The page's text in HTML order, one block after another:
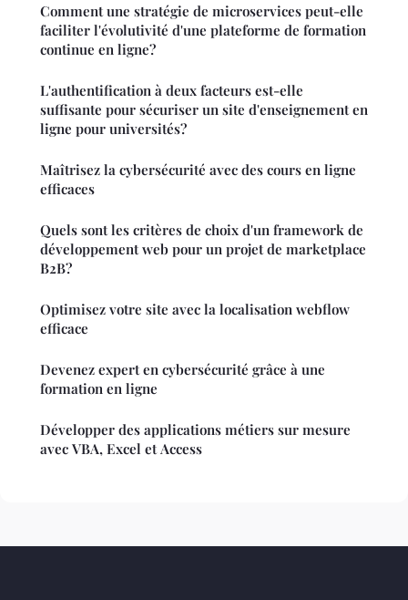
Comment une stratégie de microservices peut-elle
faciliter l'évolutivité d'une plateforme de formation
continue en ligne?
L'authentification à deux facteurs est-elle
suffisante pour sécuriser un site d'enseignement en
ligne pour universités?
Maîtrisez la cybersécurité avec des cours en ligne
efficaces
Quels sont les critères de choix d'un framework de
développement web pour un projet de marketplace
B2B?
Optimisez votre site avec la localisation webflow
efficace
Devenez expert en cybersécurité grâce à une
formation en ligne
Développer des applications métiers sur mesure
avec VBA, Excel et Access